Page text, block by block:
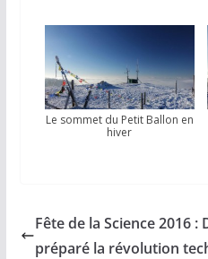
Le sommet du Petit Ballon en
hiver
Fête de la Science 2016
préparé la révolution